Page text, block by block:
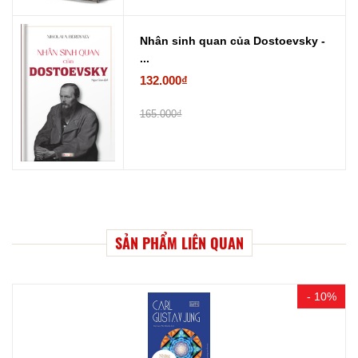
Nhân sinh quan của Dostoevsky -
...
132.000₫
165.000₫
SẢN PHẨM LIÊN QUAN
- 10%